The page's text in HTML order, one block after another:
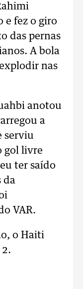
e fez o giro
das pernas
A bola
nas
anotou
a
serviu
gol livre
ter saído
da
VAR.
o Haiti